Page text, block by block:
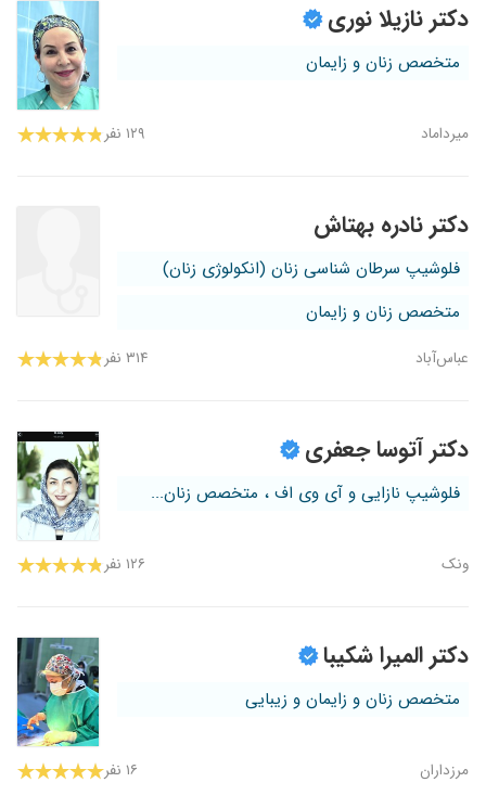
دکتر نازیلا نوری
متخصص زنان و زایمان
میرداماد ۱۲۹ نفر
دکتر نادره بهتاش
فلوشیپ سرطان شناسی زنان (انکولوژی زنان)
متخصص زنان و زایمان
عباس‌آباد ۳۱۴ نفر
دکتر آتوسا جعفری
فلوشیپ نازایی و آی وی اف ، متخصص زنان...
ونک ۱۲۶ نفر
دکتر المیرا شکیبا
متخصص زنان و زایمان و زیبایی
مرزداران ۱۶ نفر